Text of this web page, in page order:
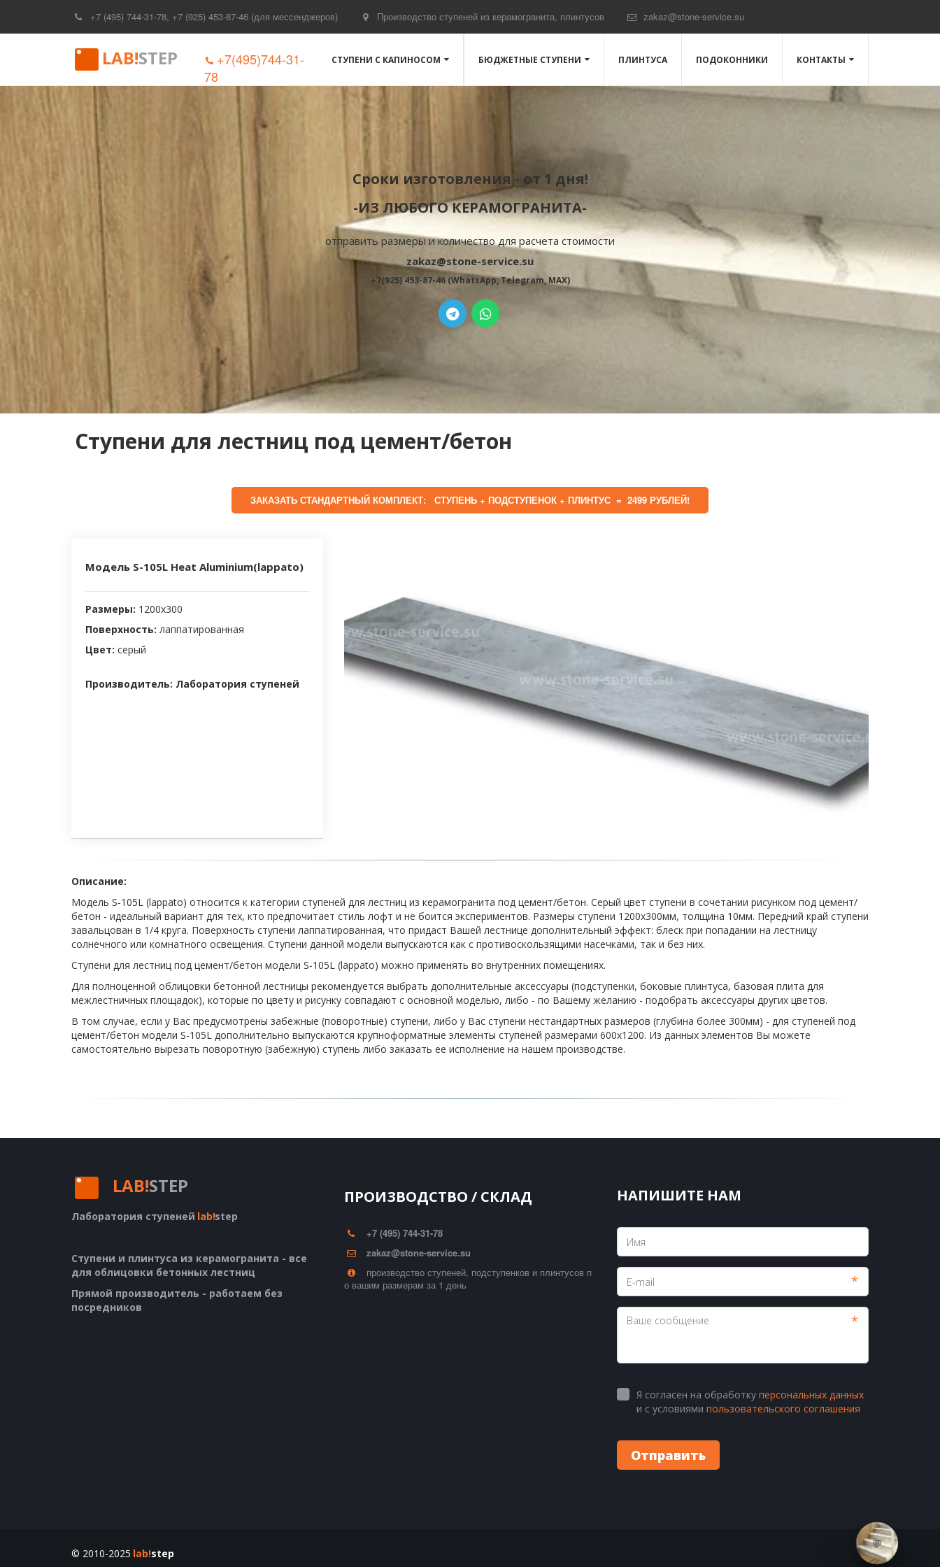
💬
+7 (495) 744-31-78, +7 (925) 453-87-46 (для мессенджеров) Производство ступеней из керамогранита, плинтусов zakaz@stone-service.su
LAB!STEP
+7(495)744-31-
78
СТУПЕНИ С КАПИНОСОМ БЮДЖЕТНЫЕ СТУПЕНИ ПЛИНТУСА ПОДОКОННИКИ КОНТАКТЫ
Сроки изготовления - от 1 дня!
-ИЗ ЛЮБОГО КЕРАМОГРАНИТА-
отправить размеры и количество для расчета стоимости
zakaz@stone-service.su
+7(925) 453-87-46 (WhatsApp, Telegram, MAX)
Ступени для лестниц под цемент/бетон
ЗАКАЗАТЬ СТАНДАРТНЫЙ КОМПЛЕКТ: СТУПЕНЬ + ПОДСТУПЕНОК + ПЛИНТУС = 2499 РУБЛЕЙ!
Модель S-105L Heat Aluminium(lappato)
Размеры: 1200х300
Поверхность: лаппатированная
Цвет: серый
Производитель: Лаборатория ступеней
Описание:
Модель S-105L (lappato) относится к категории ступеней для лестниц из керамогранита под цемент/бетон. Серый цвет ступени в сочетании рисунком под цемент/
бетон - идеальный вариант для тех, кто предпочитает стиль лофт и не боится экспериментов. Размеры ступени 1200х300мм, толщина 10мм. Передний край ступени
завальцован в 1/4 круга. Поверхность ступени лаппатированная, что придаст Вашей лестнице дополнительный эффект: блеск при попадании на лестницу
солнечного или комнатного освещения. Ступени данной модели выпускаются как с противоскользящими насечками, так и без них.
Ступени для лестниц под цемент/бетон модели S-105L (lappato) можно применять во внутренних помещениях.
Для полноценной облицовки бетонной лестницы рекомендуется выбрать дополнительные аксессуары (подступенки, боковые плинтуса, базовая плита для
межлестничных площадок), которые по цвету и рисунку совпадают с основной моделью, либо - по Вашему желанию - подобрать аксессуары других цветов.
В том случае, если у Вас предусмотрены забежные (поворотные) ступени, либо у Вас ступени нестандартных размеров (глубина более 300мм) - для ступеней под
цемент/бетон модели S-105L дополнительно выпускаются крупноформатные элементы ступеней размерами 600х1200. Из данных элементов Вы можете
самостоятельно вырезать поворотную (забежную) ступень либо заказать ее исполнение на нашем производстве.
LAB!STEP
Лаборатория ступеней lab!step
Ступени и плинтуса из керамогранита - все
для облицовки бетонных лестниц
Прямой производитель - работаем без
посредников
ПРОИЗВОДСТВО / СКЛАД
+7 (495) 744-31-78
zakaz@stone-service.su
производство ступеней, подступенков и плинтусов п
о вашим размерам за 1 день
НАПИШИТЕ НАМ
*
*
Я согласен на обработку персональных данных
и с условиями пользовательского соглашения
Отправить
© 2010-2025 lab!step